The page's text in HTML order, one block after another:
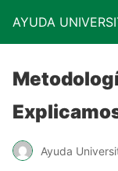
AYUDA
Ayuda